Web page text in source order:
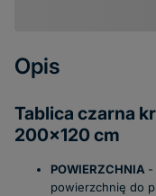
Opis
Tablica czarna
200x120 cm
POWIERZCHNIA -
powierzchnię do